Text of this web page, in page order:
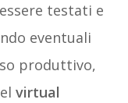
testati e
eventuali
produttivo,
virtual